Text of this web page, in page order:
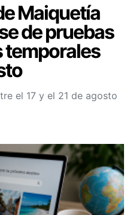
Maiquetía
de pruebas
temporales
el 17 y el 21 de agosto